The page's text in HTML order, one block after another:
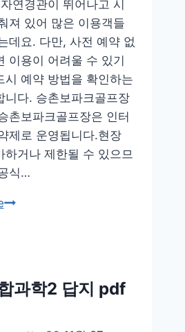
연경관이 뛰어나고 시
져 있어 많은 이용객들
데요. 다만, 사전 예약 없
이용이 어려울 수 있기
시 예약 방법을 확인하는
니다. 승촌보파크골프장
촌보파크골프장은 인터
제로 운영됩니다.현장
하거나 제한될 수 있으므
식…
승
골과학2 답지 pdf